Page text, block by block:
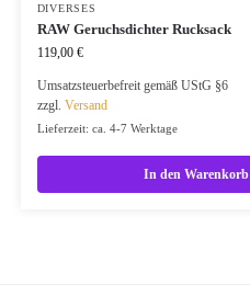
DIVERSES
RAW Geruchsdichter Rucksack
119,00 €
Umsatzsteuerbefreit gemäß UStG §6
zzgl. Versand
Lieferzeit: ca. 4-7 Werktage
In den Warenkorb